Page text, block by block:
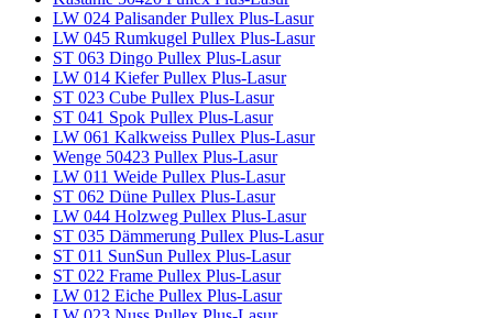
LW 024 Palisander Pullex Plus-Lasur
LW 045 Rumkugel Pullex Plus-Lasur
ST 063 Dingo Pullex Plus-Lasur
LW 014 Kiefer Pullex Plus-Lasur
ST 023 Cube Pullex Plus-Lasur
ST 041 Spok Pullex Plus-Lasur
LW 061 Kalkweiss Pullex Plus-Lasur
Wenge 50423 Pullex Plus-Lasur
LW 011 Weide Pullex Plus-Lasur
ST 062 Düne Pullex Plus-Lasur
LW 044 Holzweg Pullex Plus-Lasur
ST 035 Dämmerung Pullex Plus-Lasur
ST 011 SunSun Pullex Plus-Lasur
ST 022 Frame Pullex Plus-Lasur
LW 012 Eiche Pullex Plus-Lasur